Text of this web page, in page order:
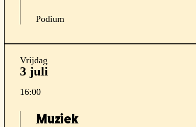
Podium
Vrijdag
3 juli
16:00
Muziek